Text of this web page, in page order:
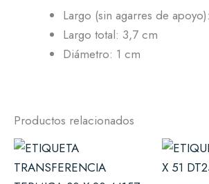
Largo (sin agarres de
Largo total: 3,7 cm
Diámetro: 1 cm
Productos relacionados